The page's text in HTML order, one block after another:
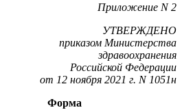
Приложение N 2
УТВЕРЖДЕНО
приказом Министерства
здравоохранения
Российской Федерации
от 12 ноября 2021 г. N 1051н
Форма